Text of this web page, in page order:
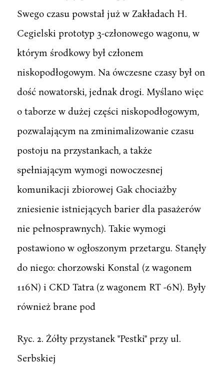
Swego czasu powstał już w Zakładach H.
Cegielski prototyp 3-członowego wagonu, w
którym środkowy był członem
niskopodłogowym. Na ówczesne czasy był on
dość nowatorski, jednak drogi. Myślano więc
o taborze w dużej części niskopodłogowym,
pozwalającym na zminimalizowanie czasu
postoju na przystankach, a także
spełniającym wymogi nowoczesnej
komunikacji zbiorowej Gak chociażby
zniesienie istniejących barier dla pasażerów
nie pełnosprawnych). Takie wymogi
postawiono w ogłoszonym przetargu. Stanęły
do niego: chorzowski Konstal (z wagonem
116N) i CKD Tatra (z wagonem RT -6N). Były
również brane pod
Ryc. 2. Żółty przystanek "Pestki" przy ul.
Serbskiej